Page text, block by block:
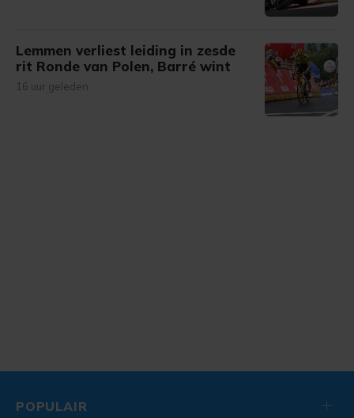
Lemmen verliest leiding in zesde
rit Ronde van Polen, Barré wint
16 uur geleden
POPULAIR